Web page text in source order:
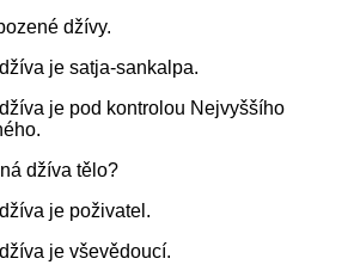
džívy.
je satja-sankalpa.
je pod kontrolou Nejvyššího
džíva tělo?
je poživatel.
je vševědoucí.